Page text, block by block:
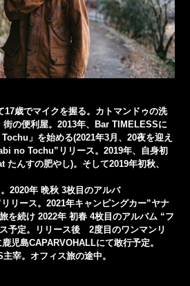
17歳でマイクを握る。カトマンドゥの洗
街の便利屋。2013年、Bar TIMELESSに
」を始める(2021年3月、20夜を迎え
no Tochu”リリース。2019年、自身初
たんすの肥やし)。そして2019年初秋、
2020年 晩秋 3枚目のアルバ
リース。2021年キャンピングカー”ヤナ
を続け 2022年 初春 4枚目のアルバム “フ
予定。リリース後 2度目のワンマンリ
児島CAPARVOHALLにて敢行予定。
宰。オフィス旅の途中。